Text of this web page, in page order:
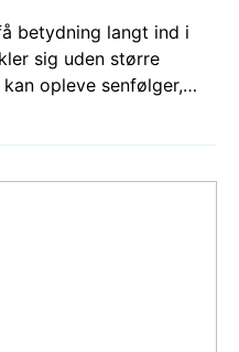
betydning langt ind i
sig uden større
opleve senfølger,…